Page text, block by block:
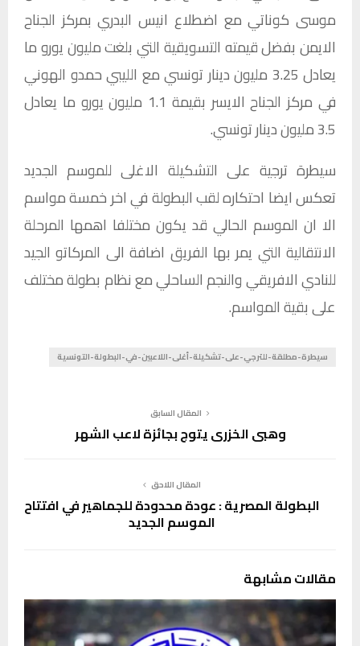
موسى كوناتي مع اضطلاع انيس البدري بمركز الجناح
الايمن بفضل قيمته التسويقية التي بلغت مليون يورو ما
يعادل 3.25 مليون دينار تونسي مع الليبي حمدو الهوني
في مركز الجناح الايسر بقيمة 1.1 مليون يورو ما يعادل
3.5 مليون دينار تونسي.
سيطرة ترجية على التشكيلة الاغلى للموسم الجديد
تعكس ايضا احتكاره لقب البطولة في اخر خمسة مواسم
الا ان الموسم الحالي قد يكون مختلفا اهمها المرحلة
الانتقالية التي يمر بها الفريق اضافة الى المركاتو الجيد
للنادي الافريقي والنجم الساحلي مع نظام بطولة مختلف
على بقية المواسم.
سيطرة-مطلقة-للترجي-على-تشكيلة-أغلى-اللاعبين-في-البطولة-التونسية
المقال السابق
وهبي الخزري يتوج بجائزة لاعب الشهر
المقال اللاحق
البطولة المصرية : عودة محدودة للجماهير في افتتاح
الموسم الجديد
مقالات مشابهة